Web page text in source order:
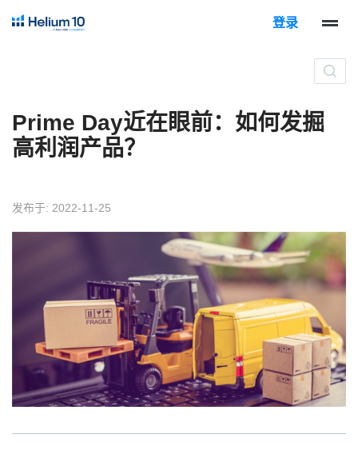
登录
Prime Day近在眼前：如何发掘
高利润产品？
发布于: 2022-11-25